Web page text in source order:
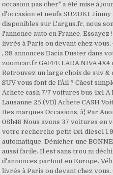
occasion pas cher" a été mise à
d'occasion et neufs SUZUKI Jimny
disponibles sur L'argus.fr, nous
l'annonce auto en France.
livrés à Paris ou devant chez vous.
, 98 annonces Dacia Duster dans
zoomcar.fr GAFFE LADA NIVA 4X4
Retrouvez un large choix de suv &
SUV vous font de l'Åil ? Câest
Achete cash 7/7 voitures bus 4x4
Lausanne 25 (VD) Achete CASH
ttes marques Occasions, â¦ Par
08h48 Nous avons 37 voitures en
votre recherche petit 4x4 diesel
automatique. Dénicher une
aussi facile. Il est sans trou ni
d'annonces partout en Europe.
livrés à Paris ou devant chez vous.